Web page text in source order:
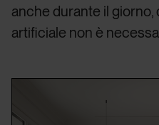
anche durante il giorno,
artificiale non è